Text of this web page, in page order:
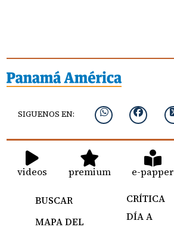
SIGUENOS EN:
videos premium e-papper
BUSCAR
MAPA DEL
CRÍTICA
DÍA A